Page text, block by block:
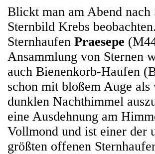
Blickt man am Abend nach
Sternbild Krebs
Sternhaufen Praesepe
Ansammlung von Sternen
auch Bienenkorb-Haufen
schon mit bloßem Auge
dunklen Nachthimmel
eine Ausdehnung am
Vollmond und ist einer der
größten offenen